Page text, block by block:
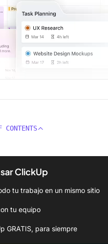
CONTENTS
ClickUp
tu trabajo en un mismo sitio
tu equipo
GRATIS, para siempre